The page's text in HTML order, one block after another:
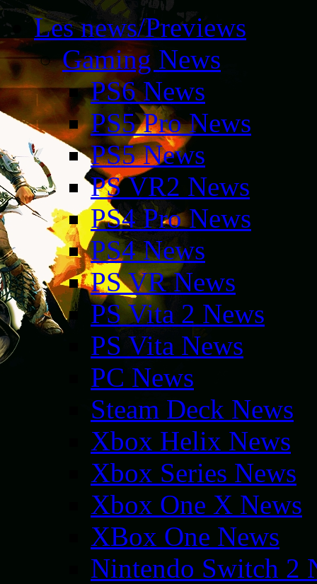
Les news/Previews
Gaming News
PS6 News
PS5 Pro News
PS5 News
PS VR2 News
PS4 Pro News
PS4 News
PS VR News
PS Vita 2 News
PS Vita News
PC News
Steam Deck News
Xbox Helix News
Xbox Series News
Xbox One X News
XBox One News
Nintendo Switch 2